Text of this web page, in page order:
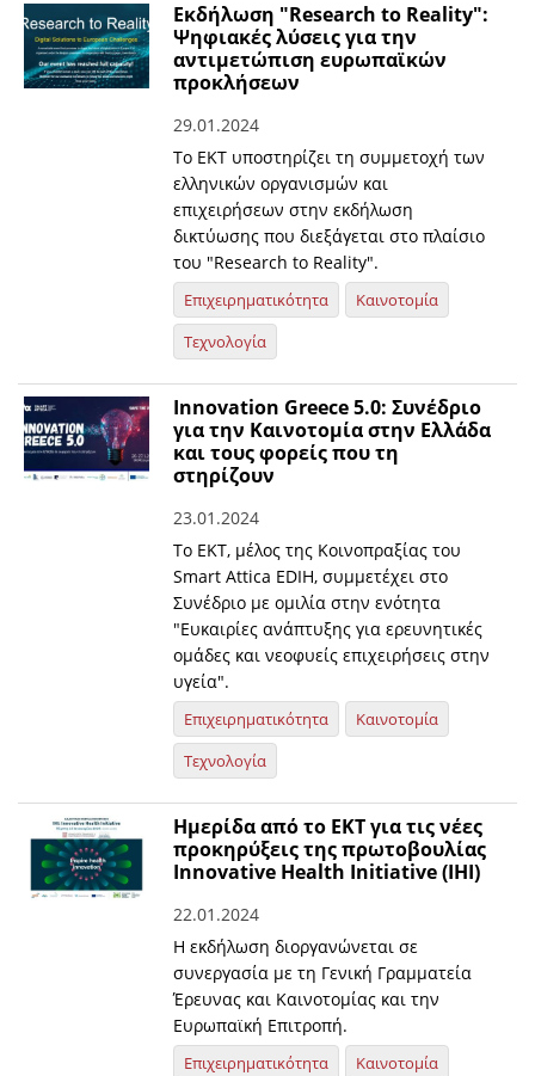
Εκδήλωση "Research to Reality":
Ψηφιακές λύσεις για την
αντιμετώπιση ευρωπαϊκών
προκλήσεων
29.01.2024
Το EKT υποστηρίζει τη συμμετοχή των
ελληνικών οργανισμών και
επιχειρήσεων στην εκδήλωση
δικτύωσης που διεξάγεται στο πλαίσιο
του "Research to Reality".
Επιχειρηματικότητα
Καινοτομία
Τεχνολογία
Innovation Greece 5.0: Συνέδριο
για την Καινοτομία στην Ελλάδα
και τους φορείς που τη
στηρίζουν
23.01.2024
Το ΕΚΤ, μέλος της Κοινοπραξίας του
Smart Attica EDIH, συμμετέχει στο
Συνέδριο με ομιλία στην ενότητα
"Ευκαιρίες ανάπτυξης για ερευνητικές
ομάδες και νεοφυείς επιχειρήσεις στην
υγεία".
Επιχειρηματικότητα
Καινοτομία
Τεχνολογία
Ημερίδα από το ΕΚΤ για τις νέες
προκηρύξεις της πρωτοβουλίας
Innovative Health Initiative (IHI)
22.01.2024
H εκδήλωση διοργανώνεται σε
συνεργασία με τη Γενική Γραμματεία
Έρευνας και Καινοτομίας και την
Ευρωπαϊκή Επιτροπή.
Επιχειρηματικότητα
Καινοτομία